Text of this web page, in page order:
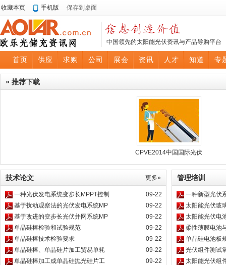
收藏本页 手机版 保存到桌面
中国领先的太阳能光伏资讯与产品导购平台
首页 供应 求购 公司 展会 资讯 人才 知道 专
» 推荐下载
CPVE2014中国国际光伏
更多»
技术论文
09-22
一种光伏发电系统变步长MPPT控制
09-22
基于扰动观察法的光伏发电系统MP
09-22
基于改进的变步长光伏并网系统MP
09-22
单晶硅棒检验和试验规范
09-22
单晶硅棒技术检验要求
09-22
单晶硅棒、单晶硅片加工贸易单耗
09-22
单晶硅棒加工成单晶硅抛光硅片工
管理培训
一种新型光伏
太阳能光伏玻
太阳能光伏电
柔性薄膜电池
单晶硅电池板
光伏组件测试
太阳能光伏组